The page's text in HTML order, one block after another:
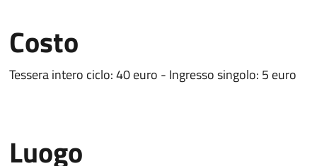
Costo
Tessera intero ciclo: 40 euro - Ingresso singolo: 5 euro
Luogo